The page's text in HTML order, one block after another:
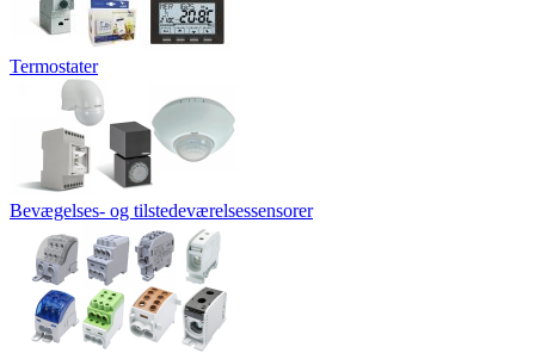
Termostater
Bevægelses- og tilstedeværelsessensorer